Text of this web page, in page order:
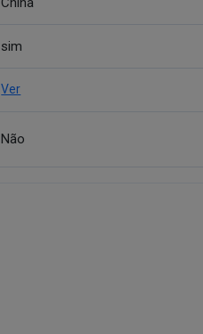
sim
Ver
Não